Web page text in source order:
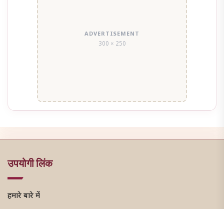
ADVERTISEMENT
300 × 250
उपयोगी लिंक
हमारे बारे में